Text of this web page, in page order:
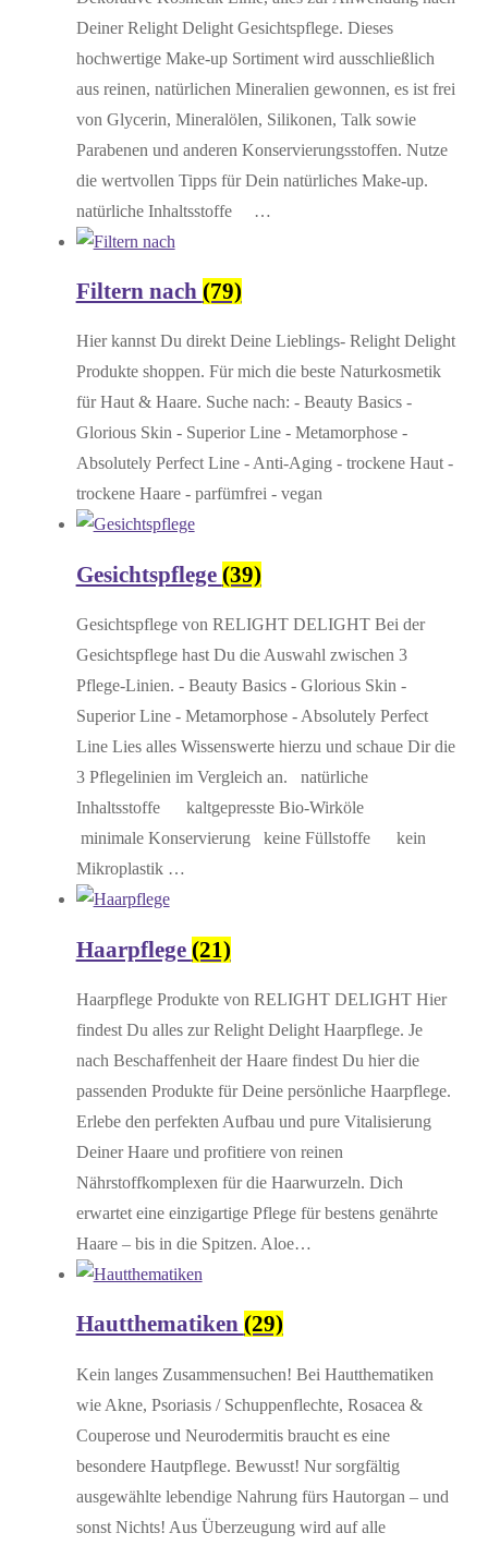
Deiner Relight Delight Gesichtspflege. Dieses
hochwertige Make-up Sortiment wird ausschließlich
aus reinen, natürlichen Mineralien gewonnen, es ist frei
von Glycerin, Mineralölen, Silikonen, Talk sowie
Parabenen und anderen Konservierungsstoffen. Nutze
die wertvollen Tipps für Dein natürliches Make-up.
natürliche Inhaltsstoffe …
Filtern nach (79)
Hier kannst Du direkt Deine Lieblings- Relight Delight
Produkte shoppen. Für mich die beste Naturkosmetik
für Haut & Haare. Suche nach: - Beauty Basics -
Glorious Skin - Superior Line - Metamorphose -
Absolutely Perfect Line - Anti-Aging - trockene Haut -
trockene Haare - parfümfrei - vegan
Gesichtspflege (39)
Gesichtspflege von RELIGHT DELIGHT Bei der
Gesichtspflege hast Du die Auswahl zwischen 3
Pflege-Linien. - Beauty Basics - Glorious Skin -
Superior Line - Metamorphose - Absolutely Perfect
Line Lies alles Wissenswerte hierzu und schaue Dir die
3 Pflegelinien im Vergleich an. natürliche
Inhaltsstoffe kaltgepresste Bio-Wirköle
minimale Konservierung keine Füllstoffe kein
Mikroplastik …
Haarpflege (21)
Haarpflege Produkte von RELIGHT DELIGHT Hier
findest Du alles zur Relight Delight Haarpflege. Je
nach Beschaffenheit der Haare findest Du hier die
passenden Produkte für Deine persönliche Haarpflege.
Erlebe den perfekten Aufbau und pure Vitalisierung
Deiner Haare und profitiere von reinen
Nährstoffkomplexen für die Haarwurzeln. Dich
erwartet eine einzigartige Pflege für bestens genährte
Haare – bis in die Spitzen. Aloe…
Hautthematiken (29)
Kein langes Zusammensuchen! Bei Hautthematiken
wie Akne, Psoriasis / Schuppenflechte, Rosacea &
Couperose und Neurodermitis braucht es eine
besondere Hautpflege. Bewusst! Nur sorgfältig
ausgewählte lebendige Nahrung fürs Hautorgan – und
sonst Nichts! Aus Überzeugung wird auf alle